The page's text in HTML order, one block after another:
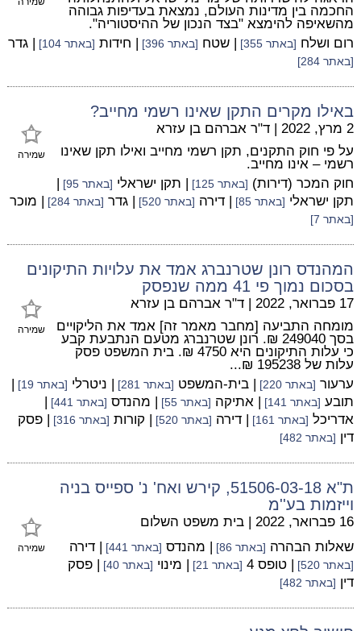
החכמה בין מדינות העולם, נמצאת בעדיפות גבוהה
מהשאיפה להימצא "בצד הנכון של ההיסטוריה".
רום ושלח [באתר 355] | שטח [באתר 396] | חידות [באתר 104] | גדר
[באתר 284]
באילו מקרים התקן שאינו רשמי מחייב?
שמירה
2 מרץ, 2022 | ד"ר אברהם בן עזרא
על פי חוק התקנים, תקן רשמי מחייב ואילו תקן שאינו
רשמי – אינו מחייב.
חוק המכר (דירות) [באתר 125] | תקן ישראלי [באתר 95]
|
תקן ישראלי [באתר 85] | דירה [באתר 520] | גדר [באתר 284] | מוכר
[באתר 7]
המהנדס רונן שטרנברג אמד את עלויות התיקונים
בסכום נמוך פי 41 ממה שנפסק
שמירה
17 פברואר, 2022 | ד"ר אברהם בן עזרא
מומחה התביעה [מחבר מאמר זה] אמד את הליקויים
בסך 249040 ₪. רונן שטרנברג מטעם הנתבעת קבע
כי עלות התיקונים היא 4750 ₪. בית המשפט פסק
עלות של 195238 ₪...
ערעור [באתר 220] | בית-המשפט [באתר 281] | ניטרלי [באתר 19]
|
תובע [באתר 141] | אתיקה [באתר 55] | מהנדס [באתר 441]
|
אדריכל [באתר 161] | דירה [באתר 520] | קורות [באתר 316]
| פסק
דין [באתר 482]
ת"א 51506-03-18, קירש ואח' נ' ספייס בניה
וייזמות בע''מ
שמירה
16 פברואר, 2022 | בית משפט השלום
שאלות הבהרה [באתר 86] | מהנדס [באתר 441] | דירה
[באתר 520] | טופס 4 [באתר 21] | מינוי [באתר 40]
| פסק
דין [באתר 482]